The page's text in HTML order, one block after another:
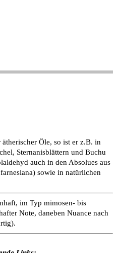
Öle, so ist er z.B. in
Sternanisblättern und Buchu
auch in den Absolues aus
sowie in natürlichen
im Typ mimosen- bis
Note, daneben Nuance nach